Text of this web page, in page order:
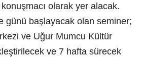
olarak yer alacak.
günü başlayacak olan seminer;
ve Uğur Mumcu Kültür
ve 7 hafta sürecek